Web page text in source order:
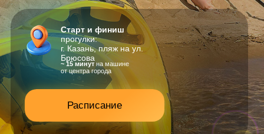
Расписание
Старт и финиш
прогулки:
г. Казань, пляж на ул.
Брюсова
~ 15 минут на машине
от центра города